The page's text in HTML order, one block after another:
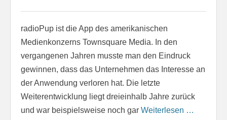
radioPup ist die App des amerikanischen
Medienkonzerns Townsquare Media. In den
vergangenen Jahren musste man den Eindruck
gewinnen, dass das Unternehmen das Interesse an
der Anwendung verloren hat. Die letzte
Weiterentwicklung liegt dreieinhalb Jahre zurück
und war beispielsweise noch gar Weiterlesen …